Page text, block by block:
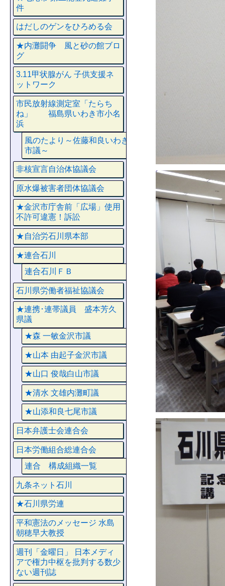
件
はだしのゲンをひろめる会
★内灘闘争 風と砂の館ブロ
グ
3.11甲状腺がん 子供支援ネ
ットワーク
市民放射線測定室「たらち
ね」 福島県いわき市小名
浜
風のたより～佐藤和良いわき
市議～
非核宣言自治体協議会
原水爆被害者団体協議会
★金沢市庁舎前「広場」使用
不許可違憲！訴訟
★自治労石川県本部
★連合石川
連合石川ＦＢ
石川県労働者福祉協議会
★連携･連帯議員 盛本芳久
県議
★森 一敏金沢市議
★山本 由起子金沢市議
★山口 俊哉白山市議
★清水 文雄内灘町議
★山添和良七尾市議
日本弁護士会連合会
日本労働組合総連合会
連合 構成組織一覧
九条ネット石川
★石川県労連
平和憲法のメッセージ 水島
朝穂早大教授
週刊「金曜日」 日本メディ
アで権力中枢を批判する数少
ない週刊誌